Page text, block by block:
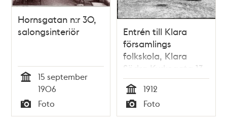
Hornsgatan n:r 30,
salongsinteriör
15 september
1906
Typ
Foto
Entrén till Klara
församlings
folkskola, Klara
Södra Kyrkogata 13
Tid
1912
Typ
Foto